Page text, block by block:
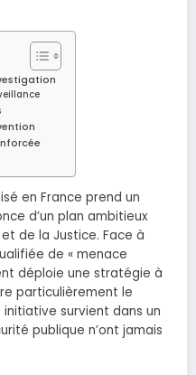
en France prend un
d’un plan ambitieux
de la Justice. Face à
de « menace
déploie une stratégie à
particulièrement le
survient dans un
publique n’ont jamais